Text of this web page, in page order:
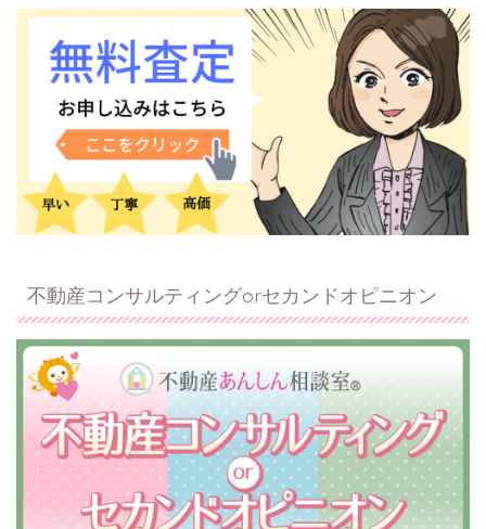
不動産コンサルティングorセカンドオピニオン